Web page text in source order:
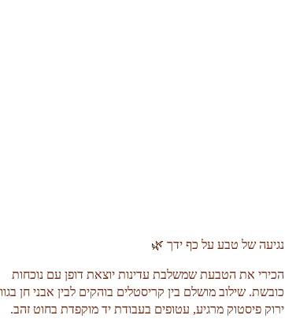
נגיעה של טבע על כף ידך 🌿
הכירי את הטבעת שמשלבת עדינות יוצאת דופן עם נוכחות
כובשת. שילוב מושלם בין קריסטלים בוהקים לבין אבני חן
ירוק פיסטוק מרגיע, עטופים בעבודת יד מוקפדת בחוט זהב.